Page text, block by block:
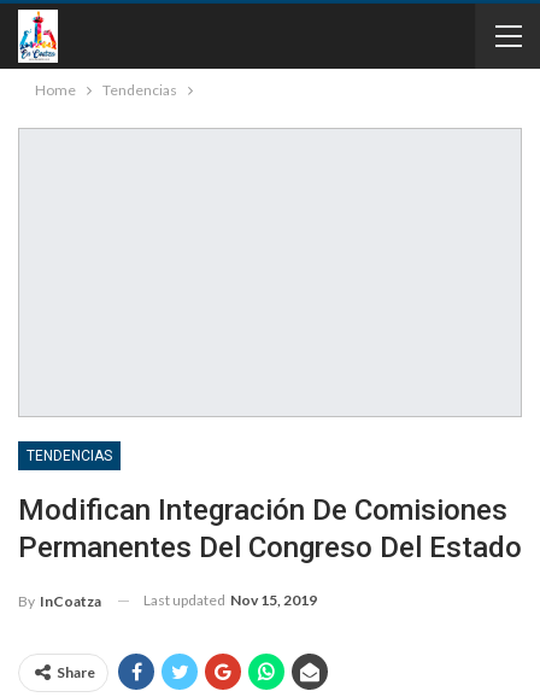
Home Tendencias
TENDENCIAS
Modifican Integración De Comisiones
Permanentes Del Congreso Del Estado
By InCoatza Last updated Nov 15, 2019
Share